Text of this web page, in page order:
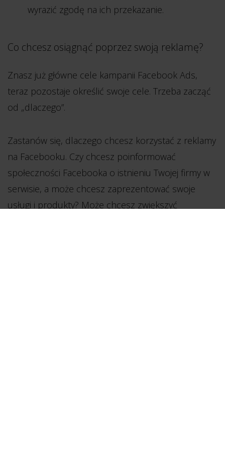
wyrazić zgodę na ich przekazanie.
Co chcesz osiągnąć poprzez swoją reklamę?
Znasz już główne cele kampanii Facebook Ads,
teraz pozostaje określić swoje cele. Trzeba zacząć
od „dlaczego”.
Zastanów się, dlaczego chcesz korzystać z reklamy
na Facebooku. Czy chcesz poinformować
społeczności Facebooka o istnieniu Twojej firmy w
serwisie, a może chcesz zaprezentować swoje
usługi i produkty? Może chcesz zwiększyć